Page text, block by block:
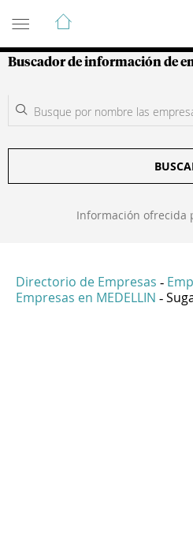
Guía de Empresas
Buscador de información de
Información ofrecida
Directorio de Empresas -
Empresas en MEDELLIN -